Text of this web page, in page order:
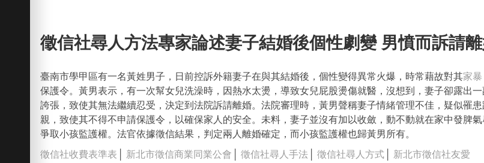
徵信社尋人方法專家論述妻子結婚後個性劇變 男憤而訴請
臺南市學甲區有一名黃姓男子，日前控訴外籍妻子在與其結婚後，個性變得異常火爆，時常藉故對其家暴
保護令。黃男表示，有一次幫女兒洗澡時，因熱水太燙，導致女兒屁股燙傷就醫，沒想到，妻子卻露出
誇張，致使其無法繼續忍受，決定到法院訴請離婚。法院審理時，黃男聲稱妻子情緒管理不佳，疑似罹
親，致使其不得不申請保護令，以確保家人的安全。未料，妻子並沒有加以收斂，動不動就在家中發脾
爭取小孩監護權。法官依據徵信結果，判定兩人離婚確定，而小孩監護權也歸黃男所有。
徵信社收費表準表
新北市徵信商業同業公會 │徵信社尋人手法 │徵信社尋人方式 新北市徵信社友愛